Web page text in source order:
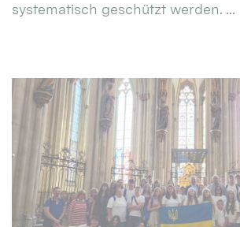
systematisch geschützt werden. ...